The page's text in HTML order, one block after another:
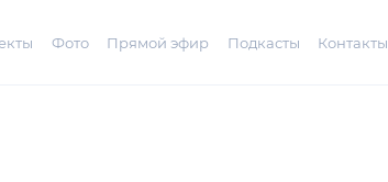
Фото Прямой эфир Подкасты Контакты